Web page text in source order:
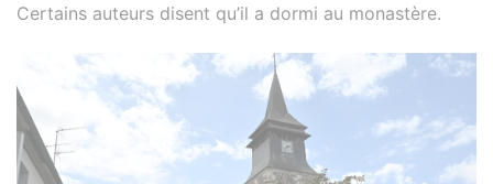
Certains auteurs disent qu’il a dormi au monastère.